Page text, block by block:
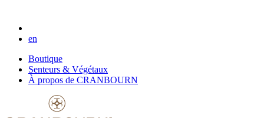
en
Boutique
Senteurs & Végétaux
À propos de CRANBOURN